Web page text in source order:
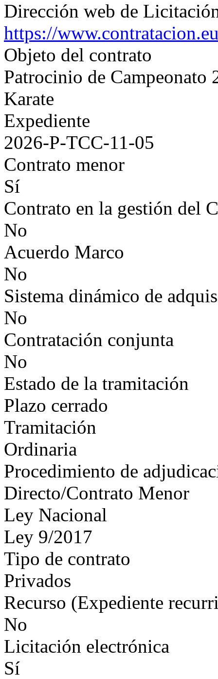
Dirección web de
https://
Objeto del contrato
Patrocinio de
Karate
Expediente
2026-P-TCC-11-05
Contrato menor
Sí
Contrato en la gestión del
No
Acuerdo Marco
No
Sistema dinámico de
No
Contratación conjunta
No
Estado de la tramitación
Plazo cerrado
Tramitación
Ordinaria
Procedimiento de
Directo/Contrato Menor
Ley Nacional
Ley 9/2017
Tipo de contrato
Privados
Recurso (Expediente
No
Licitación electrónica
Sí